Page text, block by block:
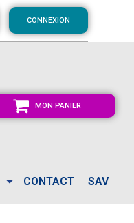
CONNEXION
MON PANIER
CONTACT SAV